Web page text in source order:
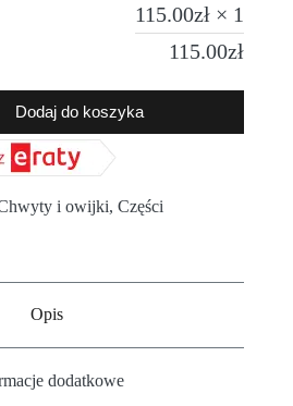
115.00zł × 1
115.00zł
Dodaj do koszyka
i owijki, Części
Opis
dodatkowe